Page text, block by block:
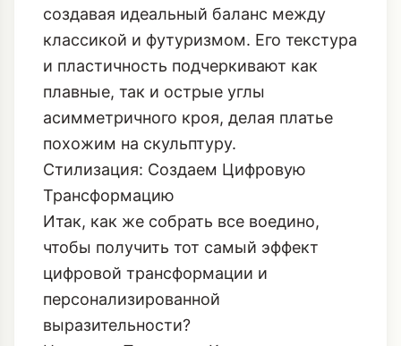
создавая идеальный баланс между
классикой и футуризмом. Его текстура
и пластичность подчеркивают как
плавные, так и острые углы
асимметричного кроя, делая платье
похожим на скульптуру.
Стилизация: Создаем Цифровую
Трансформацию
Итак, как же собрать все воедино,
чтобы получить тот самый эффект
цифровой трансформации и
персонализированной
выразительности?